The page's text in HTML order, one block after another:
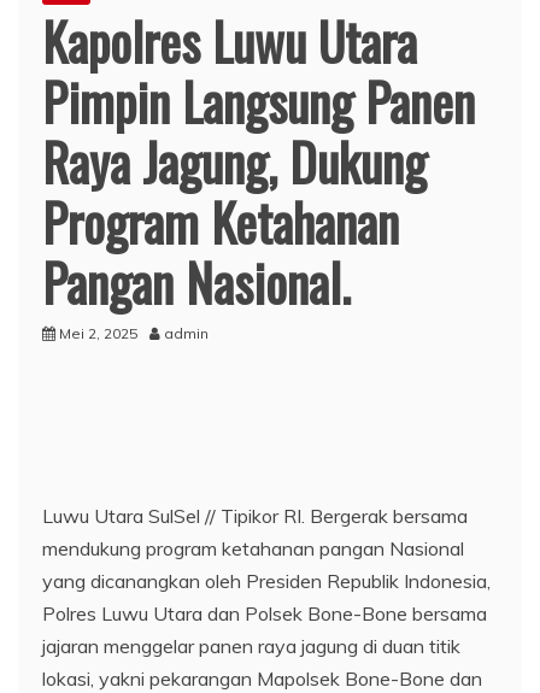
Kapolres Luwu Utara
Pimpin Langsung Panen
Raya Jagung, Dukung
Program Ketahanan
Pangan Nasional.
Mei 2, 2025 admin
Luwu Utara SulSel // Tipikor RI. Bergerak bersama
mendukung program ketahanan pangan Nasional
yang dicanangkan oleh Presiden Republik Indonesia,
Polres Luwu Utara dan Polsek Bone-Bone bersama
jajaran menggelar panen raya jagung di duan titik
lokasi, yakni pekarangan Mapolsek Bone-Bone dan